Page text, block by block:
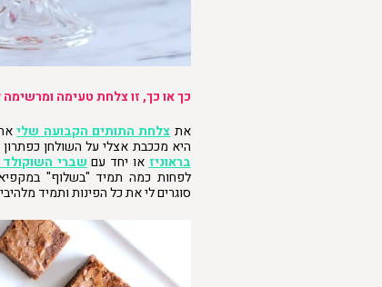
כך או כך, זו צלחת טעימה
את צלחת התותים הקבועה שלי
היא מככבת אצלי על השולחן
בראוניז או יחד עם שברי
לפחות כמה תמיד "בשלוף"
סוגרים לי את כל הפינות ותמיד